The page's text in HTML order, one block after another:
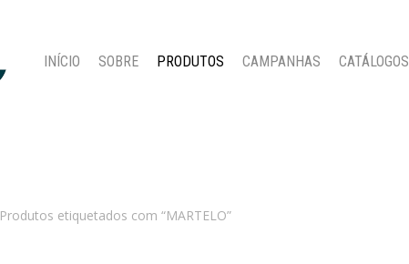
INÍCIO SOBRE PRODUTOS CAMPANHAS CATÁLOGOS
Produtos etiquetados com “MARTELO”